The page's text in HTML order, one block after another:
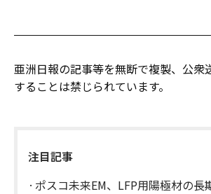
亜洲日報の記事等を無断で複製、公衆
することは禁じられています。
注目記事
ポスコ未来EM、LFP用陽極材の長